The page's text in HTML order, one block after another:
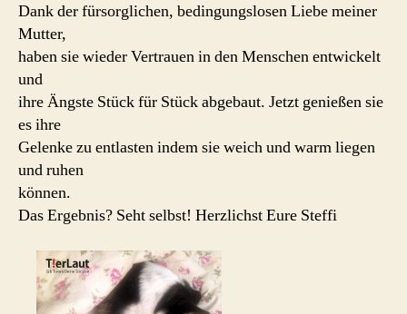
Dank der fürsorglichen, bedingungslosen Liebe meiner
Mutter,
haben sie wieder Vertrauen in den Menschen entwickelt
und
ihre Ängste Stück für Stück abgebaut. Jetzt genießen sie
es ihre
Gelenke zu entlasten indem sie weich und warm liegen
und ruhen
können.
Das Ergebnis? Seht selbst! Herzlichst Eure Steffi